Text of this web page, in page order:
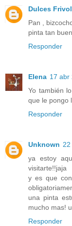
Dulces
Pan ,
pinta tan
Responder
Elena 17 abr
Yo también
que le pongo
Responder
Unknown
ya estoy
visitarte!!jaja
y es que
una pinta
mucho mas!
Responder